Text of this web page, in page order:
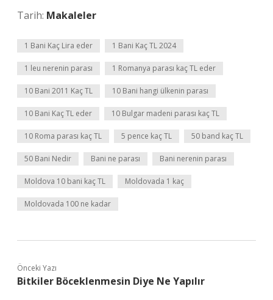
Tarih: Makaleler
1 Bani Kaç Lira eder 1 Bani Kaç TL 2024
1 leu nerenin parası 1 Romanya parası kaç TL eder
10 Bani 2011 Kaç TL 10 Bani hangi ülkenin parası
10 Bani Kaç TL eder 10 Bulgar madeni parası kaç TL
10 Roma parası kaç TL 5 pence kaç TL 50 band kaç TL
50 Bani Nedir Bani ne parası Bani nerenin parası
Moldova 10 bani kaç TL Moldovada 1 kaç
Moldovada 100 ne kadar
Önceki Yazı
Bitkiler Böceklenmesin Diye Ne Yapılır